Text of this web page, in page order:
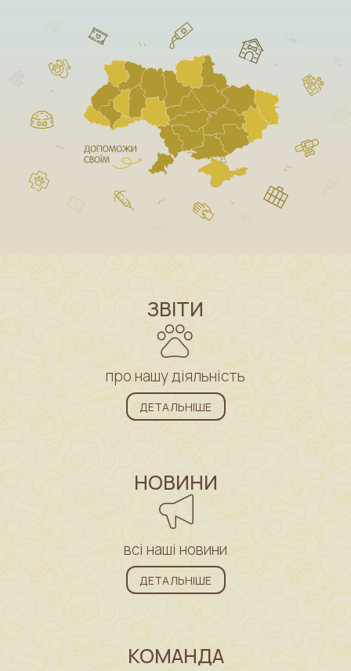
ЗВІТИ
про нашу діяльність
ДЕТАЛЬНІШЕ
НОВИНИ
всі наші новини
ДЕТАЛЬНІШЕ
КОМАНДА